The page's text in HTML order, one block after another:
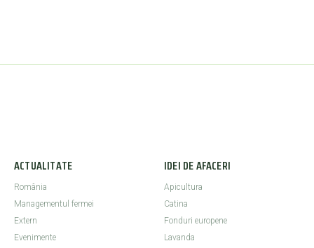
ACTUALITATE
România
Managementul fermei
Extern
Evenimente
IDEI DE AFACERI
Apicultura
Catina
Fonduri europene
Lavanda